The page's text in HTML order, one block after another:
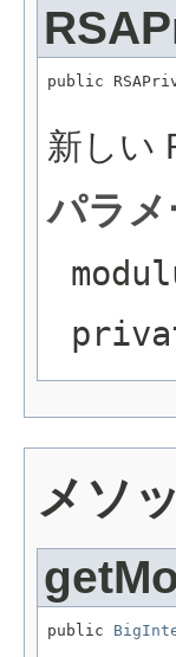
public
新しい
パラメ
メソ
public